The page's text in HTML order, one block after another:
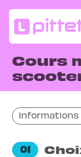
Cours
01